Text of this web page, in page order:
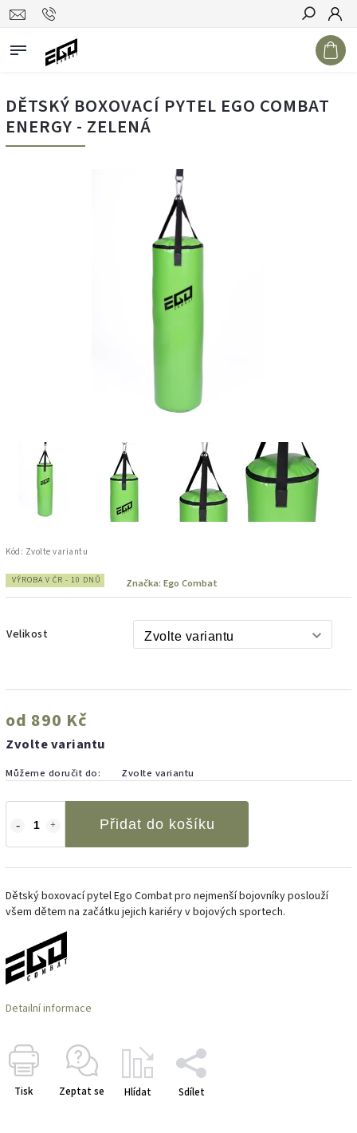
Hledat
DĚTSKÝ BOXOVACÍ PYTEL EGO COMBAT
ENERGY - ZELENÁ
Kód: Zvolte variantu
VÝROBA V ČR - 10 DNŮ Značka: Ego Combat
Velikost
od 890 Kč
Zvolte variantu
Můžeme doručit do: Zvolte variantu
Přidat do košíku
Dětský boxovací pytel Ego Combat pro nejmenší bojovníky poslouží
všem dětem na začátku jejich kariéry v bojových sportech.
Detailní informace
Tisk Zeptat se Hlídat Sdílet